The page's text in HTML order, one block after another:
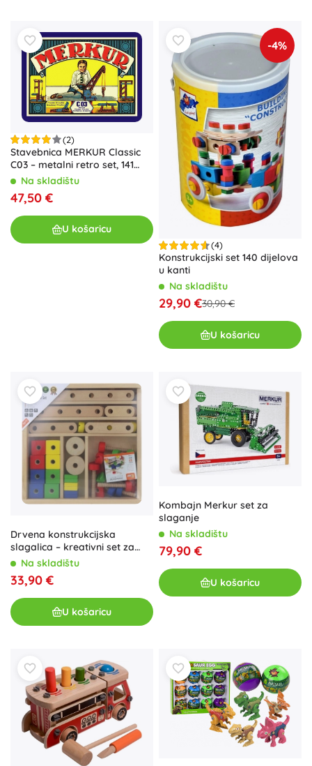
(2)
Stavebnica MERKUR Classic
C03 – metalni retro set, 141
model
Na skladištu
47,50 €
U košaricu
-4%
(4)
Konstrukcijski set 140 dijelova
u kanti
Na skladištu
29,90 €30,90 €
U košaricu
Drvena konstrukcijska
slagalica – kreativni set za
djecu 3+
Na skladištu
33,90 €
U košaricu
Kombajn Merkur set za
slaganje
Na skladištu
79,90 €
U košaricu